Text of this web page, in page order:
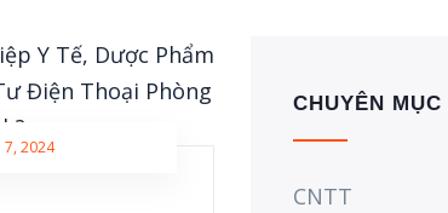
7, 2024
CHUYÊN MỤC
CNTT